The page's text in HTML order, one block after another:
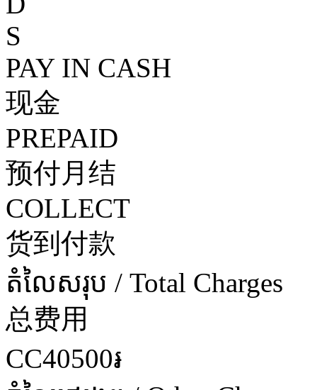
S
PAY IN CASH
现金
PREPAID
预付月结
COLLECT
货到付款
តំលៃសរុប / Total Charges
总费用
CC40500៛